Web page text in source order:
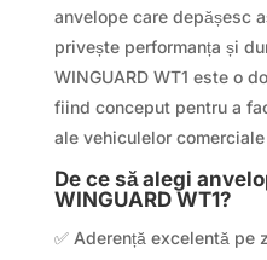
anvelope care depășesc
privește performanța și
WINGUARD WT1 este o
fiind conceput pentru a
ale vehiculelor
De ce să alegi
WINGUARD WT1?
✅ Aderență excelentă pe